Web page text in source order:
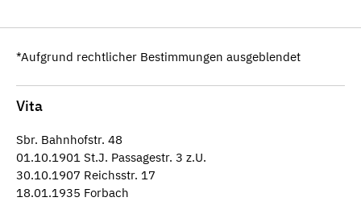
*Aufgrund rechtlicher Bestimmungen ausgeblendet
Vita
Sbr. Bahnhofstr. 48
01.10.1901 St.J. Passagestr. 3 z.U.
30.10.1907 Reichsstr. 17
18.01.1935 Forbach